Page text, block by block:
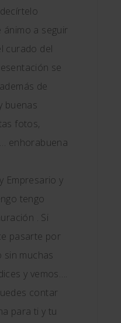
a seguir
curado del
se
de
buenas
fotos,
enhorabuena
Empresario y
tengo
. Si
pasarte por
sin muchas
y vemos….
contar
para ti y tu